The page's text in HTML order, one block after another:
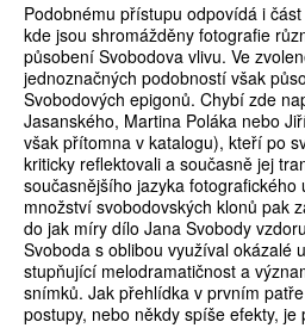
Podobnému přístupu odpovídá i
kde jsou shromážděny fotografie
působení Svobodova vlivu. Ve
jednoznačných podobností však
Svobodových epigonů. Chybí zde
Jasanského, Martina Poláka nebo
však přítomna v katalogu), kteří po
kriticky reflektovali a současně jej
současnějšího jazyka
množství svobodovských klonů pak
do jak míry dílo Jana Svobody
Svoboda s oblibou využíval okázalé
stupňující melodramatičnost a
snímků. Jak přehlídka v prvním
postupy, nebo někdy spíše efekty, je